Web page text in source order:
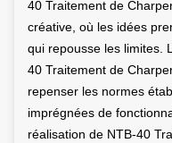
40 Traitement de
créative, où les idées
qui repousse les limites.
40 Traitement de
repenser les normes
imprégnées de
réalisation de NTB-40